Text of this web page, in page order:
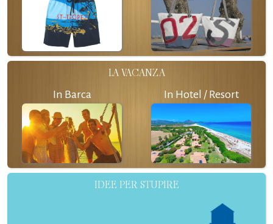
LA VACANZA
In Barca In Hotel / Resort
IDEE PER STUPIRE